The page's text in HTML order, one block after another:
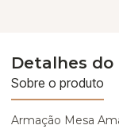
Detalhes
Sobre o produto
Armação Mesa